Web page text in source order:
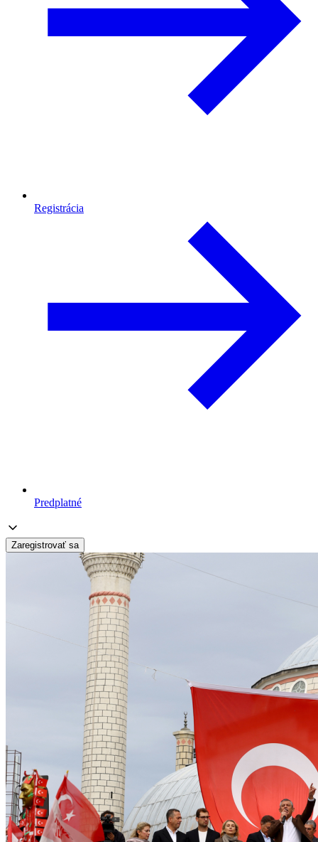
Registrácia
Predplatné
Zaregistrovať sa